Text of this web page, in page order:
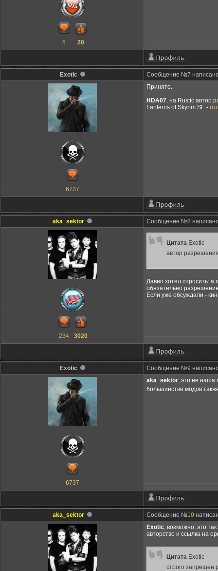
5 20
Exotic Сообщение №7
6737
Принято.
HDA07, на Rustic автор
Lanterns of Skyrim SE -
aka_sektor Сообщение №8
234 3020
Цитата Exotic
автор
Давно хотел спросить: а
обязательно
Если уже обсуждали -
Exotic Сообщение №9
6737
aka_sektor, это не наша
большинстве модов
aka_sektor Сообщение №10
Exotic, возможно, это
авторство и ссылка на
Цитата Exotic
строго запрещен